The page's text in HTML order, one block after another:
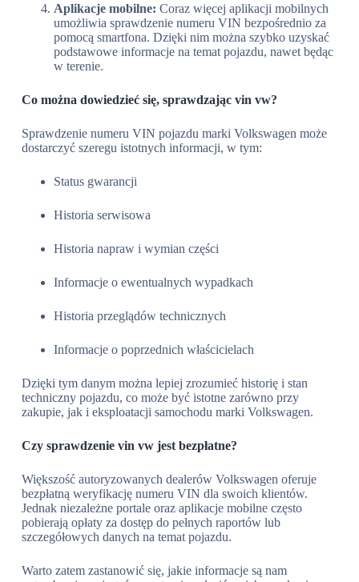
Aplikacje mobilne: Coraz więcej aplikacji mobilnych
umożliwia sprawdzenie numeru VIN bezpośrednio za
pomocą smartfona. Dzięki nim można szybko uzyskać
podstawowe informacje na temat pojazdu, nawet będąc
w terenie.
Co można dowiedzieć się, sprawdzając vin vw?
Sprawdzenie numeru VIN pojazdu marki Volkswagen może
dostarczyć szeregu istotnych informacji, w tym:
Status gwarancji
Historia serwisowa
Historia napraw i wymian części
Informacje o ewentualnych wypadkach
Historia przeglądów technicznych
Informacje o poprzednich właścicielach
Dzięki tym danym można lepiej zrozumieć historię i stan
techniczny pojazdu, co może być istotne zarówno przy
zakupie, jak i eksploatacji samochodu marki Volkswagen.
Czy sprawdzenie vin vw jest bezpłatne?
Większość autoryzowanych dealerów Volkswagen oferuje
bezpłatną weryfikację numeru VIN dla swoich klientów.
Jednak niezależne portale oraz aplikacje mobilne często
pobierają opłaty za dostęp do pełnych raportów lub
szczegółowych danych na temat pojazdu.
Warto zatem zastanowić się, jakie informacje są nam